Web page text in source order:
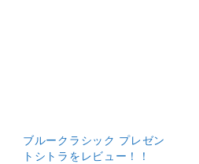
ブルークラシック プレゼン
トシトラをレビュー！！